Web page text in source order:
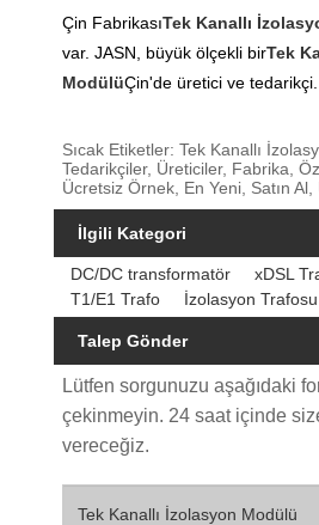
Çin FabrikasıTek Kanallı
var. JASN, büyük ölçekli birTek
ModülüÇin'de üretici ve tedarikçi.
Sıcak Etiketler: Tek Kanallı
Tedarikçiler, Üreticiler, Fabrika,
Ücretsiz Örnek, En Yeni, Satın Al,
İlgili Kategori
DC/DC transformatör
xDSL
T1/E1 Trafo
İzolasyon Trafosu
Talep Gönder
Lütfen sorgunuzu aşağıdaki
çekinmeyin. 24 saat içinde
vereceğiz.